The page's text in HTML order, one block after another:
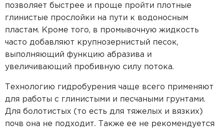
позволяет быстрее и проще пройти плотные
глинистые прослойки на пути к водоносным
пластам. Кроме того, в промывочную жидкость
часто добавляют крупнозернистый песок,
выполняющий функцию абразива и
увеличивающий пробивную силу потока.
Технологию гидробурения чаще всего применяют
для работы с глинистыми и песчаными грунтами.
Для болотистых (то есть для тяжелых и вязких)
почв она не подходит. Также ее не рекомендуется